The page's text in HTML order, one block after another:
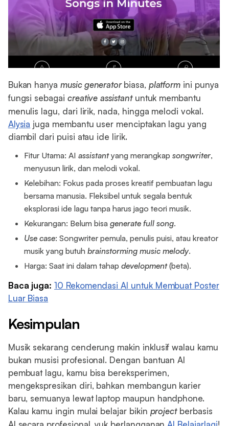
Bukan hanyamusic generatorbiasa, platform ini punya
fungsi sebagai creative assistantuntuk membantu
menulis lagu, dari lirik, nada, hingga melodi vokal.
Alysia juga membantu user menciptakan lagu yang
diambil dari puisi atau ide lirik.
Fitur Utama: AIassistantyang merangkapsongwriter,
menyusun lirik, dan melodi vokal.
Kelebihan: Fokus pada proses kreatif pembuatan lagu
bersama manusia. Fleksibel untuk segala bentuk
eksplorasi ide lagu tanpa harus jago teori musik.
Kekurangan: Belum bisagenerate full song.
Use case: Songwriter pemula, penulis puisi, atau kreator
musik yang butuhbrainstorming music melody.
Harga: Saat ini dalam tahapdevelopment(beta).
Baca juga:10 Rekomendasi AI untuk Membuat Poster
Luar Biasa
Kesimpulan
Musik sekarang cenderung makin inklusif walau kamu
bukan musisi profesional. Dengan bantuan AI
pembuat lagu, kamu bisa bereksperimen,
mengekspresikan diri, bahkan membangun karier
baru, semuanya lewat laptop maupun handphone.
Kalau kamu ingin mulai belajar bikin projectberbasis